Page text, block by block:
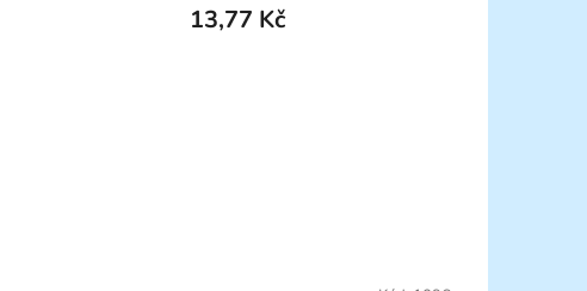
13,77 Kč